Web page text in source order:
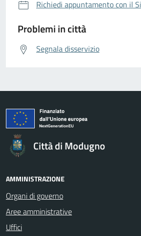
Richiedi appuntamento con il
Problemi in città
Segnala disservizio
Città di Modugno
AMMINISTRAZIONE
Organi di governo
Aree amministrative
Uffici